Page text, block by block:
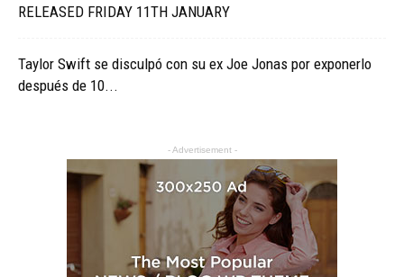
RELEASED FRIDAY 11TH JANUARY
Taylor Swift se disculpó con su ex Joe Jonas por exponerlo
después de 10...
- Advertisement -